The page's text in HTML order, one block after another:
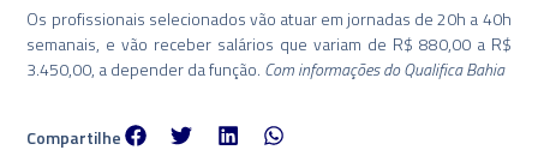
Os profissionais selecionados vão atuar em jornadas de 20h a 40h
semanais, e vão receber salários que variam de R$ 880,00 a R$
3.450,00, a depender da função. Com informações do Qualifica Bahia
Compartilhe